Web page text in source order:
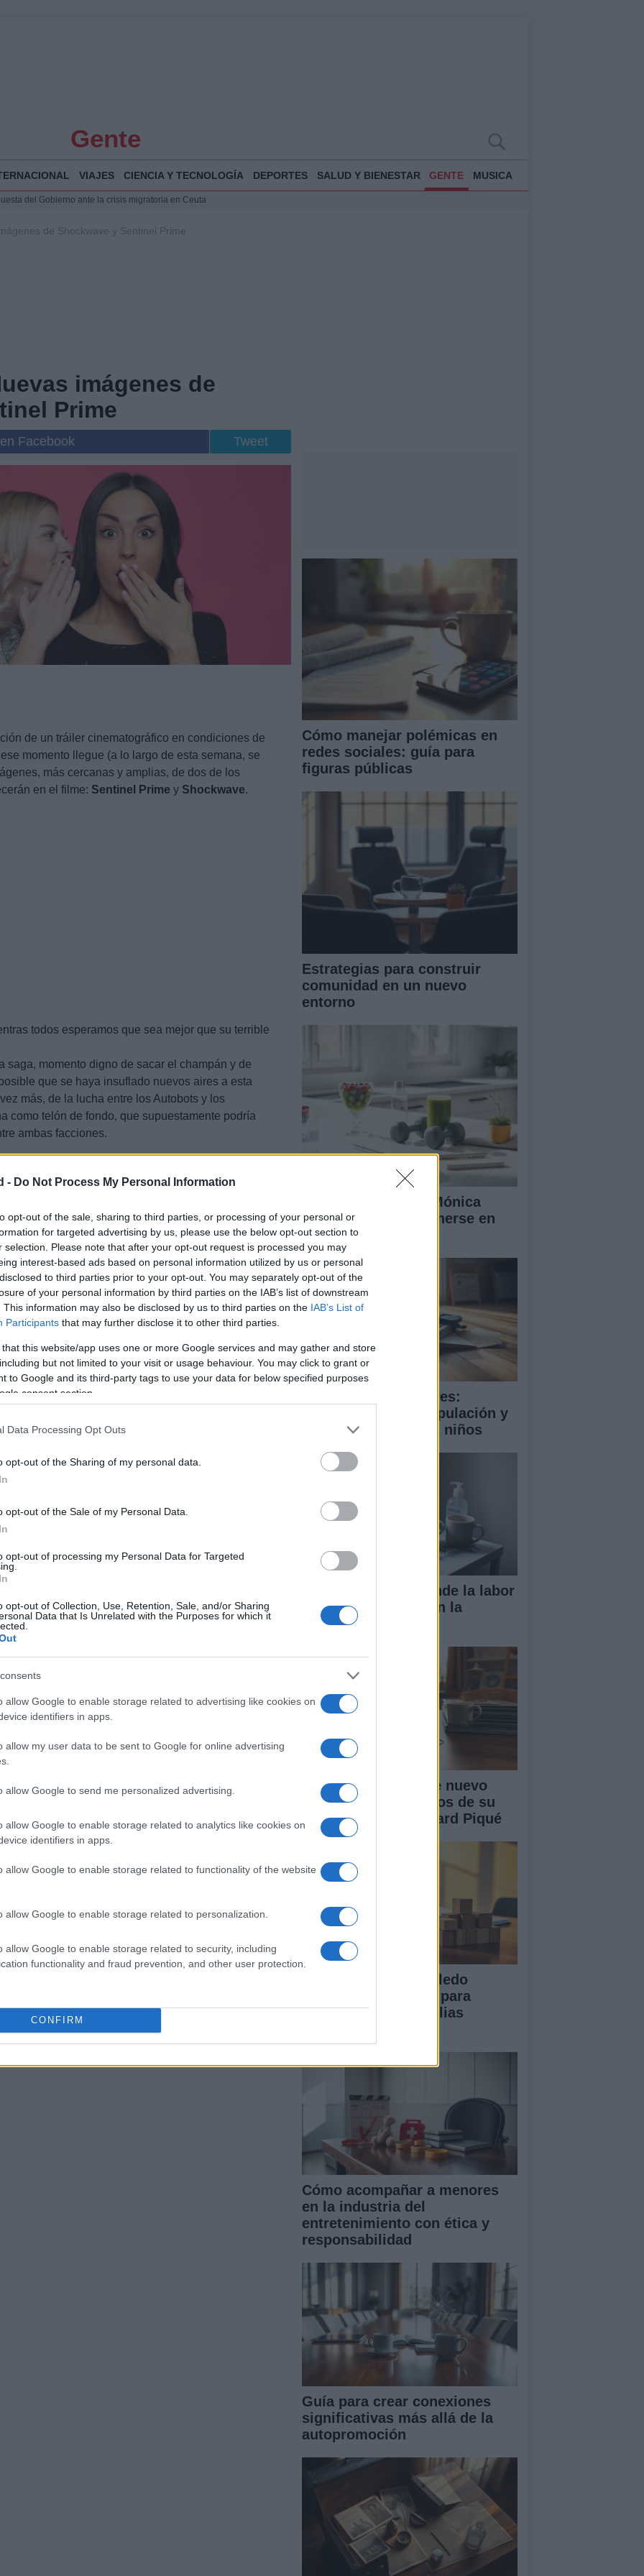
- Do Not Process My Personal Information
opt-out of the sale, sharing to third parties, or processing of your personal or
for targeted advertising by us, please use the below opt-out section to
selection. Please note that after your opt-out request is processed you may
interest-based ads based on personal information utilized by us or personal
to third parties prior to your opt-out. You may separately opt-out of the
of your personal information by third parties on the IAB’s list of downstream
This information may also be disclosed by us to third parties on the IAB’s List of
Participants that may further disclose it to other third parties.
that this website/app uses one or more Google services and may gather and store
but not limited to your visit or usage behaviour. You may click to grant or
to Google and its third-party tags to use your data for below specified purposes
consent section.
Data Processing Opt Outs
opt-out of the Sharing of my personal data.
opt-out of the Sale of my Personal Data.
opt-out of processing my Personal Data for Targeted
opt-out of Collection, Use, Retention, Sale, and/or Sharing
Data that Is Unrelated with the Purposes for which it
allow Google to enable storage related to advertising like cookies on
identifiers in apps.
allow my user data to be sent to Google for online advertising
allow Google to send me personalized advertising.
allow Google to enable storage related to analytics like cookies on
identifiers in apps.
allow Google to enable storage related to functionality of the website
allow Google to enable storage related to personalization.
allow Google to enable storage related to security, including
functionality and fraud prevention, and other user protection.
CONFIRM
Gente
VIAJES CIENCIA Y TECNOLOGÍA DEPORTES SALUD Y BIENESTAR GENTE MUSICA
del Gobierno ante la crisis migratoria en Ceuta
Jesús Vivas en Palma para analizar la situación en Ceuta
de Shockwave y Sentinel Prime
imágenes de
Prime
Facebook Tweet
de un tráiler cinematográfico en condiciones de
momento llegue (a lo largo de esta semana, se
más cercanas y amplias, de dos de los
en el filme: Sentinel Prime y Shockwave.
todos esperamos que sea mejor que su terrible
saga, momento digno de sacar el champán y de
que se haya insuflado nuevos aires a esta
más, de la lucha entre los Autobots y los
como telón de fondo, que supuestamente podría
ambas facciones.
el que se ha cambiado su historia original
ahora será su hermano mayor).
rojo y negro con el símbolo de los Primes.
algo espectacular.
se puede decir deShockwave, que rivalizará
no ha querido aceptar el papel en esta película
doblador de animación y videojuegos, puede
le pondrá la voz.
en su brazo y podremos verle transformado
por fin podamos ver algo más aparte del
decepcionar en estos primeros avances.
© Riproduzione riservata
Cómo manejar polémicas en
redes sociales: guía para
figuras públicas
Estrategias para construir
comunidad en un nuevo
entorno
La rutina diaria de Mónica
Naranjo para mantenerse en
forma y feliz
Grooming en menores:
estrategias de manipulación y
cómo proteger a los niños
Candela Peña defiende la labor
de las enfermeras en la
sanidad
Shakira: rumores de nuevo
amor tras cuatro años de su
separación con Gerard Piqué
La Diputación de Toledo
presenta iniciativas para
fortalecer a las familias
Cómo acompañar a menores
en la industria del
entretenimiento con ética y
responsabilidad
Guía para crear conexiones
significativas más allá de la
autopromoción